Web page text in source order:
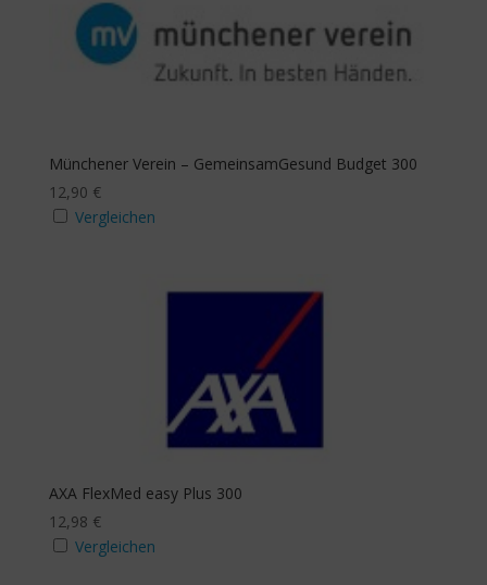
Münchener Verein – GemeinsamGesund Budget 300
12,90 €
Vergleichen
AXA FlexMed easy Plus 300
12,98 €
Vergleichen